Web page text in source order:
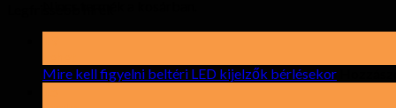
Mire kell figyelni beltéri LED kijelzők bérlésekor